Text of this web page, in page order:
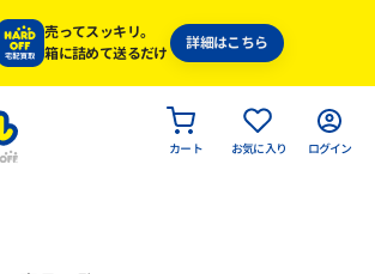
売ってスッキリ。
箱に詰めて送るだけ
詳細はこちら
カート お気に入り ログイン